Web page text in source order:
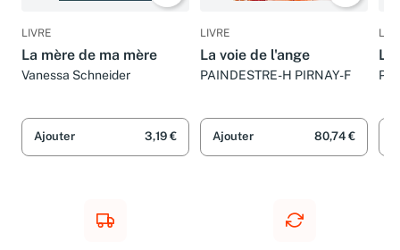
LIVRE
La mère de ma mère
Vanessa Schneider
Ajouter 3,19 €
LIVRE
La voie de l'ange
PAINDESTRE-H PIRNAY-F
Ajouter 80,74 €
La